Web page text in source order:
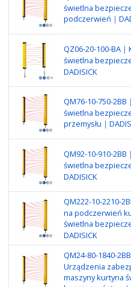
świetlna
podczerwień｜
QZ06-20-100-BA
świetlna
DADISICK
QM76-10-750-2BB
świetlna
przemysłu｜
QM92-10-910-2BB
świetlna
DADISICK
QM222-10-2210-
na podczerwień
świetlna
DADISICK
QM24-80-1840-2BB
Urządzenia
maszyny kurtyna